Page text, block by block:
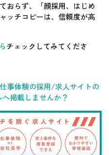
おらず、「顔採用、はじめ
ッチコピーは、信頼度が高
チェックしてみてくださ
事体験の採用/求人サイトの
掲載しませんか？